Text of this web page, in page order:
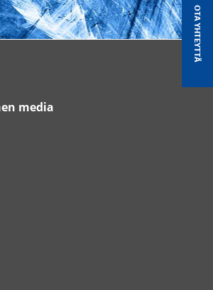
OTA YHTEYTTÄ
media